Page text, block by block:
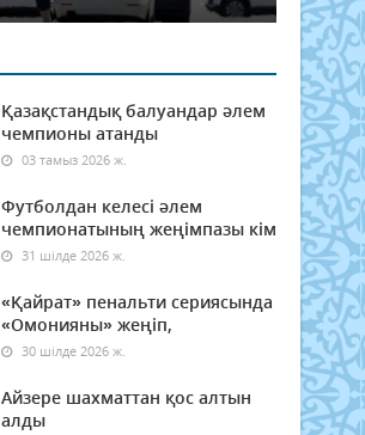
Қазақстандық балуандар әлем
чемпионы атанды
03 тамыз 2026 ж.
Футболдан келесі әлем
чемпионатының жеңімпазы кім
31 шілде 2026 ж.
«Қайрат» пенальти сериясында
«Омонияны» жеңіп,
30 шілде 2026 ж.
Айзере шахматтан қос алтын
алды